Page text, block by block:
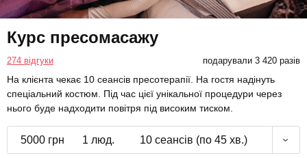
Курс пресомасажу
274 відгуки подарували 3 420 разів
На клієнта чекає 10 сеансів пресотерапії. На гостя надінуть
спеціальний костюм. Під час цієї унікальної процедури через
нього буде надходити повітря під високим тиском.
5000 грн 1 люд. 10 сеансів (по 45 хв.)